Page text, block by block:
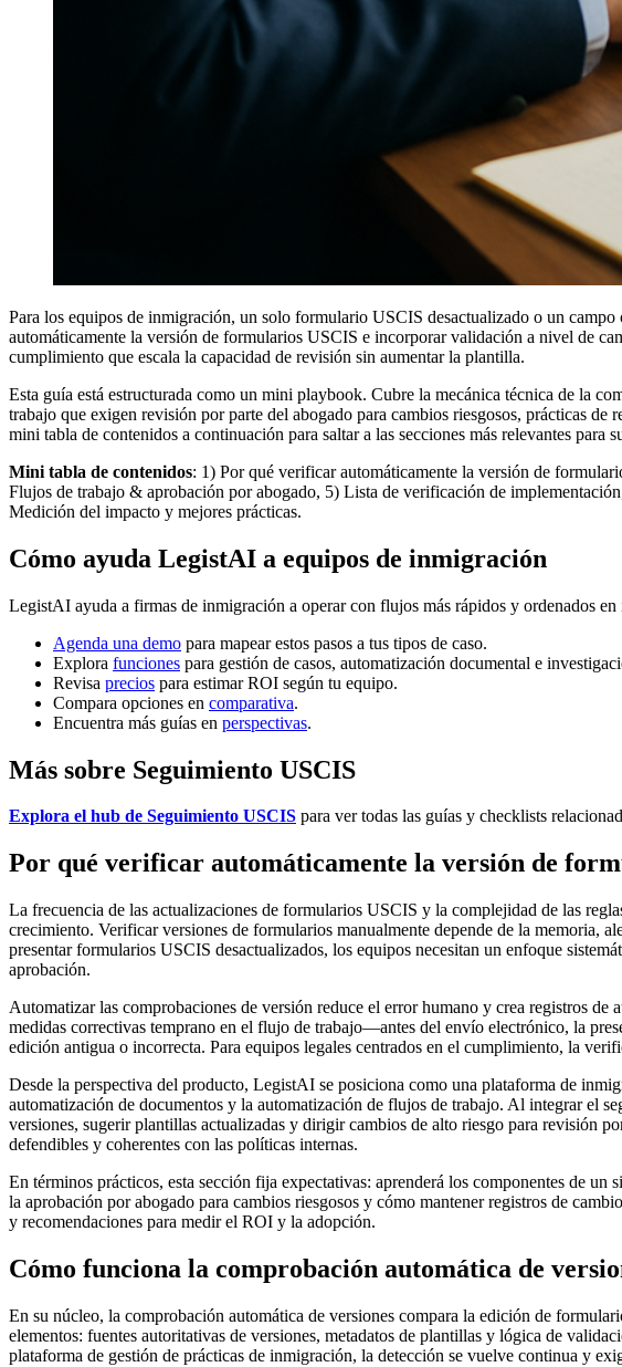
Para los equipos de inmigración, un solo formulario USCIS desactualizado o un
automáticamente la versión de formularios USCIS e incorporar validación a nivel de
cumplimiento que escala la capacidad de revisión sin aumentar la plantilla.
Esta guía está estructurada como un mini playbook. Cubre la mecánica técnica de la
trabajo que exigen revisión por parte del abogado para cambios riesgosos, prácticas
mini tabla de contenidos a continuación para saltar a las secciones más relevantes para
Mini tabla de contenidos: 1) Por qué verificar automáticamente la versión de
Flujos de trabajo & aprobación por abogado, 5) Lista de verificación de
Medición del impacto y mejores prácticas.
Cómo ayuda LegistAI a equipos de inmigración
LegistAI ayuda a firmas de inmigración a operar con flujos más rápidos y ordenados
Agenda una demo para mapear estos pasos a tus tipos de caso.
Explora funciones para gestión de casos, automatización documental e
Revisa precios para estimar ROI según tu equipo.
Compara opciones en comparativa.
Encuentra más guías en perspectivas.
Más sobre Seguimiento USCIS
Explora el hub de Seguimiento USCIS para ver todas las guías y checklists
Por qué verificar automáticamente la versión de
La frecuencia de las actualizaciones de formularios USCIS y la complejidad de las
crecimiento. Verificar versiones de formularios manualmente depende de la memoria,
presentar formularios USCIS desactualizados, los equipos necesitan un enfoque
aprobación.
Automatizar las comprobaciones de versión reduce el error humano y crea registros
medidas correctivas temprano en el flujo de trabajo—antes del envío electrónico, la
edición antigua o incorrecta. Para equipos legales centrados en el cumplimiento, la
Desde la perspectiva del producto, LegistAI se posiciona como una plataforma de
automatización de documentos y la automatización de flujos de trabajo. Al integrar el
versiones, sugerir plantillas actualizadas y dirigir cambios de alto riesgo para revisión
defendibles y coherentes con las políticas internas.
En términos prácticos, esta sección fija expectativas: aprenderá los componentes de
la aprobación por abogado para cambios riesgosos y cómo mantener registros de
y recomendaciones para medir el ROI y la adopción.
Cómo funciona la comprobación automática de
En su núcleo, la comprobación automática de versiones compara la edición de
elementos: fuentes autoritativas de versiones, metadatos de plantillas y lógica de
plataforma de gestión de prácticas de inmigración, la detección se vuelve continua y